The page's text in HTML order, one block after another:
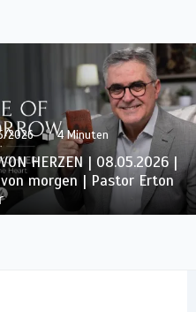
2026 4 Minuten
HERZEN | 01.05.2026 |
Mission | Pastor